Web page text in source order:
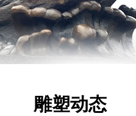
雕塑动态